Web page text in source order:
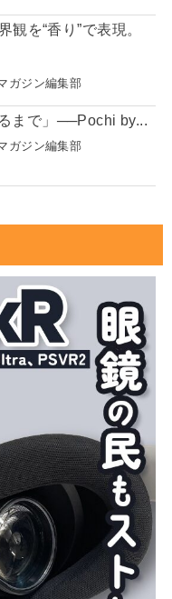
を“香り”で表現。
ガジン編集部
まで」──Pochi by...
ガジン編集部